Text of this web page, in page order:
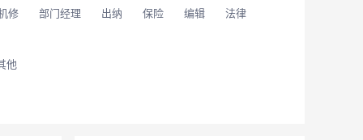
修 部门经理 出纳 保险 编辑
法律
他